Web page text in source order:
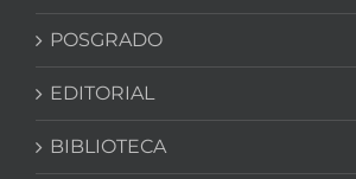
POSGRADO
EDITORIAL
BIBLIOTECA